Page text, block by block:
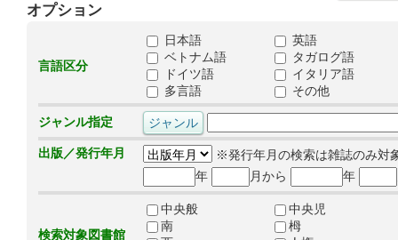
オプション
言語区分
日本語
英語
ベトナム語
タガログ語
ドイツ語
イタリア語
多言語
その他
ジャンル指定
出版／発行年月
※発行年月の検索は雑誌のみ対
年
月から 年
検索対象図書館
中央般
中央児
南
栂